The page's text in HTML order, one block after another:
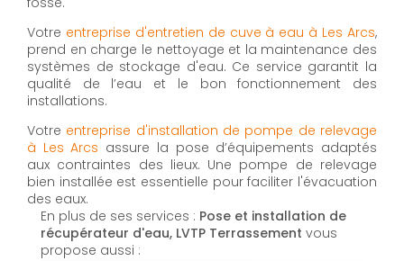
Votre entreprise d'entretien de cuve à eau à Les Arcs,
prend en charge le nettoyage et la maintenance des
systèmes de stockage d'eau. Ce service garantit la
qualité de l’eau et le bon fonctionnement des
installations.
Votre entreprise d'installation de pompe de relevage
à Les Arcs assure la pose d’équipements adaptés
aux contraintes des lieux. Une pompe de relevage
bien installée est essentielle pour faciliter l'évacuation
des eaux.
En plus de ses services : Pose et installation de
récupérateur d'eau, LVTP Terrassement vous
propose aussi :